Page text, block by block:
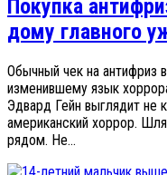
Покупка
дому главного
Обычный чек на антифриз
изменившему язык
Эдвард Гейн выглядит не
американский хоррор.
рядом. Не...